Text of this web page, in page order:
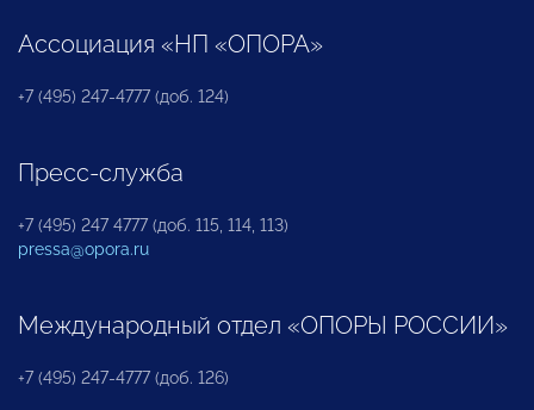
Ассоциация «НП «ОПОРА»
+7 (495) 247-4777 (доб. 124)
Пресс-служба
+7 (495) 247 4777 (доб. 115, 114, 113)
pressa@opora.ru
Международный отдел «ОПОРЫ РОССИИ»
+7 (495) 247-4777 (доб. 126)